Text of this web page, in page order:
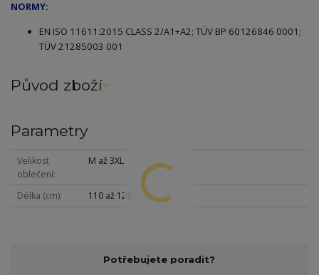
NORMY:
EN ISO 11611:2015 CLASS 2/A1+A2; TÜV BP 60126846 0001;
TÜV 21285003 001
Původ zboží
Parametry
Velikost
oblečení
M až 3XL
Délka (cm) 110 až 128
Potřebujete poradit?